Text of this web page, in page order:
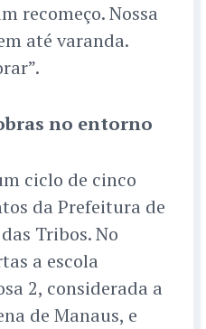
recomeço. Nossa
até varanda.
no entorno
ciclo de cinco
da Prefeitura de
Tribos. No
a escola
2, considerada a
de Manaus, e